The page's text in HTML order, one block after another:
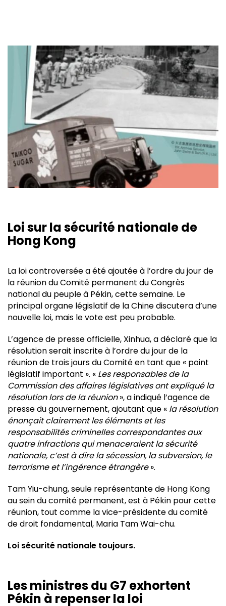
Loi sur la sécurité nationale de
Hong Kong
La loi controversée a été ajoutée à l’ordre du jour de
la réunion du Comité permanent du Congrès
national du peuple à Pékin, cette semaine. Le
principal organe législatif de la Chine discutera d’une
nouvelle loi, mais le vote est peu probable.
L’agence de presse officielle, Xinhua, a déclaré que la
résolution serait inscrite à l’ordre du jour de la
réunion de trois jours du Comité en tant que « point
législatif important ». « Les responsables de la
Commission des affaires législatives ont expliqué la
résolution lors de la réunion», a indiqué l’agence de
presse du gouvernement, ajoutant que « la résolution
énonçait clairement les éléments et les
responsabilités criminelles correspondantes aux
quatre infractions qui menaceraient la sécurité
nationale, c’est à dire la sécession, la subversion, le
terrorisme et l’ingérence étrangère».
Tam Yiu-chung, seule représentante de Hong Kong
au sein du comité permanent, est à Pékin pour cette
réunion, tout comme la vice-présidente du comité
de droit fondamental, Maria Tam Wai-chu.
Loi sécurité nationale toujours.
Les ministres du G7 exhortent
Pékin à repenser la loi